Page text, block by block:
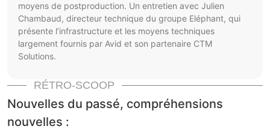
moyens de postproduction. Un entretien avec Julien
Chambaud, directeur technique du groupe Eléphant, qui
présente l’infrastructure et les moyens techniques
largement fournis par Avid et son partenaire CTM
Solutions.
RÉTRO-SCOOP
Nouvelles du passé, compréhensions
nouvelles :